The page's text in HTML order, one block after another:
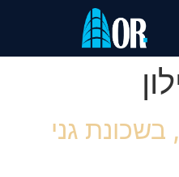
בשכונת גני